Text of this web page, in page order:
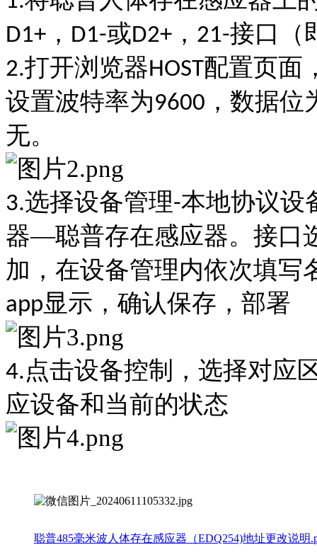
D1+ ， D1-或D2+ ， 21-接口（
2.打开浏览器HOST配置页面
设置波特率为9600 ，数据位
无。
3.选择设备管理-本地协议设
器—聪普存在感应器。接口
加，在设备管理内依次填写
app显示，确认保存，部署
4.点击设备控制，选择对应
应设备和当前的状态
聪普485毫米波人体存在感应器（EDQ254)地址更改说明